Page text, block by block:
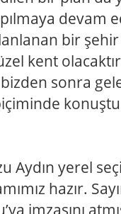
devam
bir
kent
sonra
Aydın yerel
hazır.
imzasını